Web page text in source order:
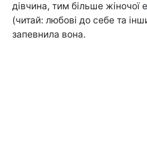
дівчина, тим більше жіночої
(читай: любові до себе та
запевнила вона.